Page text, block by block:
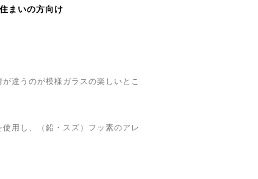
まいの方向け
違うのが模様ガラスの楽しいとこ
用し、（鉛・スズ）フッ素のアレ